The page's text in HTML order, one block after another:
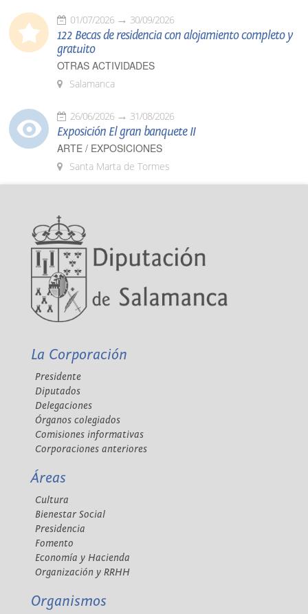
01/07/2026 30/09/2026
122 Becas de residencia con alojamiento completo y
gratuito
OTRAS ACTIVIDADES
Salamanca
26/06/2026 31/08/2026
Exposición El gran banquete II
ARTE / EXPOSICIONES
Santa Marta de Tormes
La Corporación
Presidente
Diputados
Delegaciones
Órganos colegiados
Comisiones informativas
Corporaciones anteriores
Áreas
Cultura
Bienestar Social
Presidencia
Fomento
Economía y Hacienda
Organización y RRHH
Organismos